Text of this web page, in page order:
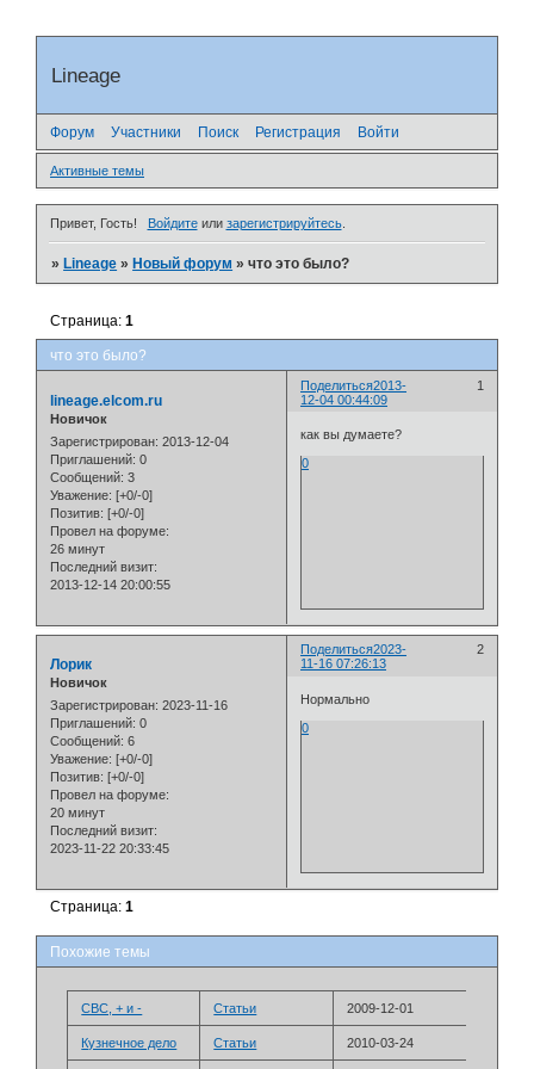
Lineage
Форум Участники Поиск Регистрация Войти
Активные темы
Привет, Гость! Войдитеили зарегистрируйтесь.
»Lineage »Новый форум »что это было?
что это было?
Страница:1
Поделиться 1
2013-
12-04 00:44:09
lineage.elcom.ru
Новичок
Зарегистрирован: 2013-12-04
Приглашений: 0
Сообщений: 3
Уважение: [+0/-0]
Позитив: [+0/-0]
Провел на форуме:
26 минут
Последний визит:
2013-12-14 20:00:55
как вы думаете?
0
Поделиться 2
2023-
11-16 07:26:13
Лорик
Новичок
Зарегистрирован: 2023-11-16
Приглашений: 0
Сообщений: 6
Уважение: [+0/-0]
Позитив: [+0/-0]
Провел на форуме:
20 минут
Последний визит:
2023-11-22 20:33:45
Нормально
0
Страница:1
Похожие темы
СВС, + и - Статьи 2009-12-01
Кузнечное дело Статьи 2010-03-24